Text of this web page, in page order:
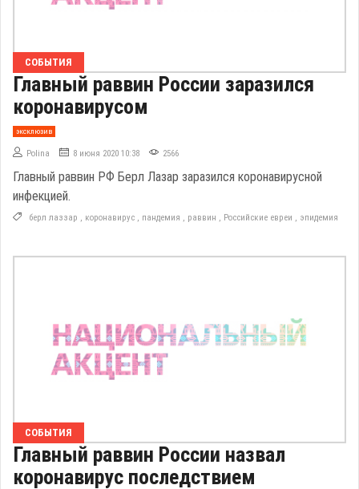
СОБЫТИЯ
Главный раввин России заразился
коронавирусом
эксклюзив
Polina 8 июня 2020 10:38 2566
Главный раввин РФ Берл Лазар заразился коронавирусной
инфекцией.
берл лаззар , коронавирус , пандемия , раввин , Российские евреи , эпидемия
СОБЫТИЯ
Главный раввин России назвал
коронавирус последствием